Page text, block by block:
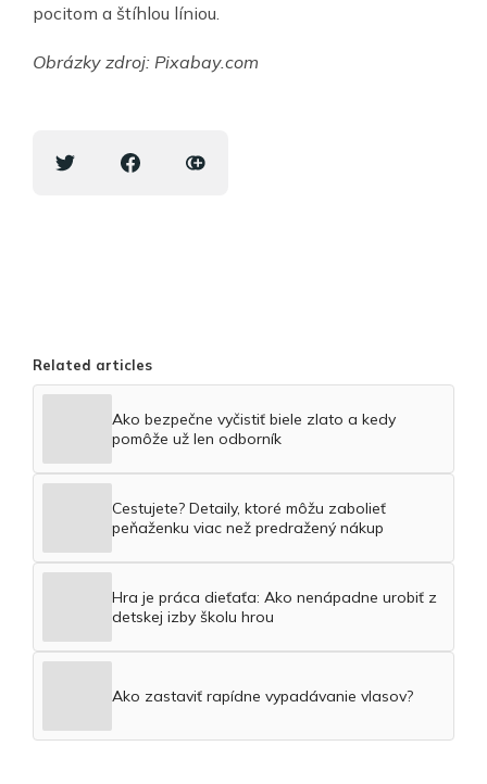
pocitom a štíhlou líniou.
Obrázky zdroj: Pixabay.com
Related articles
Ako bezpečne vyčistiť biele zlato a kedy
pomôže už len odborník
Cestujete? Detaily, ktoré môžu zabolieť
peňaženku viac než predražený nákup
Hra je práca dieťaťa: Ako nenápadne urobiť z
detskej izby školu hrou
Ako zastaviť rapídne vypadávanie vlasov?